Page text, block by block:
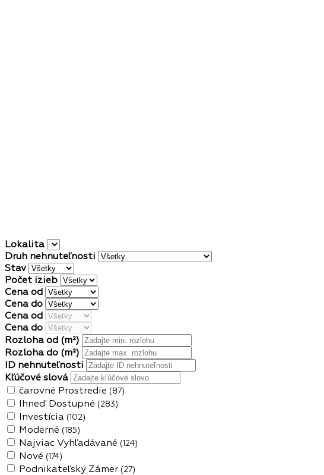
Lokalita
Druh nehnuteľnosti
Stav
Počet izieb
Cena od
Cena do
Cena od
Cena do
Rozloha od (m²)
Rozloha do (m²)
ID nehnuteľnosti
Kľúčové slová
čarovné Prostredie (87)
Ihneď Dostupné (283)
Investícia (102)
Moderné (185)
Najviac Vyhľadávané (124)
Nové (174)
Podnikateľský Zámer (27)